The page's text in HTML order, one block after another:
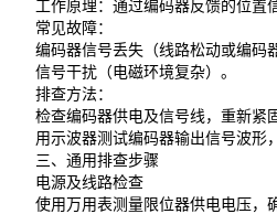
工作原理：通过编码器反馈的位置信
常见故障：
编码器信号丢失（线路松动或编码器
信号干扰（电磁环境复杂）。
排查方法：
检查编码器供电及信号线，重新紧固
用示波器测试编码器输出信号波形，
三、通用排查步骤
电源及线路检查
使用万用表测量限位器供电电压，确